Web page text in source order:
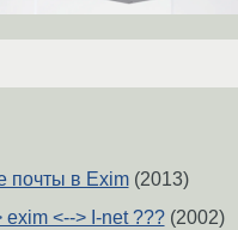
почты в Exim(2013)
exim <--> I-net ???(2002)